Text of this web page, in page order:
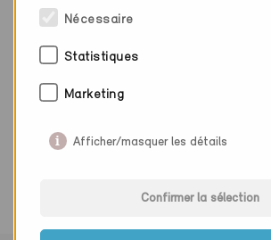
Exploitation
Ventilation et climatisation
0 Bâtiments Minergie (0 Certificats)
Nécessaire
Statistiques
Marketing
Afficher/masquer les détails
Confirmer la sélection